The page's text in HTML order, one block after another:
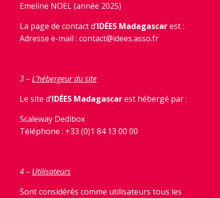
Emeline NOEL (année 2025)
La page de contact d’IDÉES Madagascarest :
Adresse e-mail : contact@idees.asso.fr
3 – L’hébergeur du site
Le site d’IDÉES Madagascarest hébergé par :
Scaleway Dedibox
Téléphone : +33 (0)1 84 13 00 00
4 – Utilisateurs
Sont considérés comme utilisateurs tous les